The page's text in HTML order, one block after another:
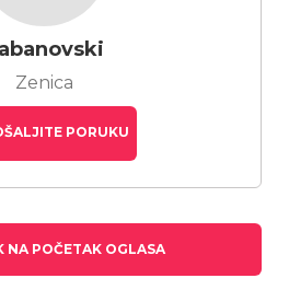
Zenica
PORUKU
NA POČETAK OGLASA